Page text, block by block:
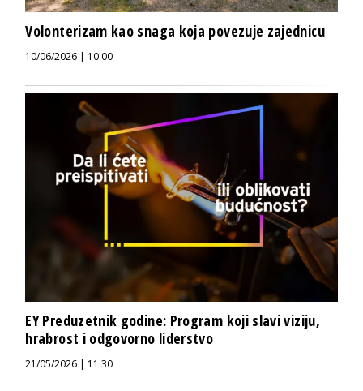
Volonterizam kao snaga koja povezuje zajednicu
10/06/2026 | 10:00
EY Preduzetnik godine: Program koji slavi viziju,
hrabrost i odgovorno liderstvo
21/05/2026 | 11:30